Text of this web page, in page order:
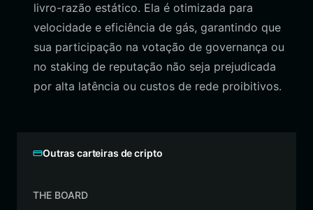
livro-razão estático. Ela é otimizada para
velocidade e eficiência de gás, garantindo que
sua participação na votação de governança ou
no staking de reputação não seja prejudicada
por alta latência ou custos de rede proibitivos.
Outras carteiras de cripto
THE BOARD